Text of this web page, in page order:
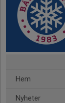
Hem
Nyheter